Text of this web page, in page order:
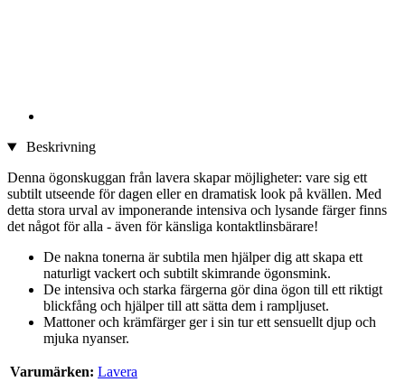
Beskrivning
Denna ögonskuggan från lavera skapar möjligheter: vare sig ett
subtilt utseende för dagen eller en dramatisk look på kvällen. Med
detta stora urval av imponerande intensiva och lysande färger finns
det något för alla - även för känsliga kontaktlinsbärare!
De nakna tonerna är subtila men hjälper dig att skapa ett
naturligt vackert och subtilt skimrande ögonsmink.
De intensiva och starka färgerna gör dina ögon till ett riktigt
blickfång och hjälper till att sätta dem i rampljuset.
Mattoner och krämfärger ger i sin tur ett sensuellt djup och
mjuka nyanser.
Varumärken: Lavera